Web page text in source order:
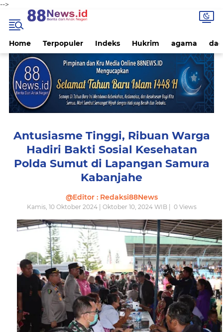
-->
Home Terpopuler Indeks Hukrim agama
Antusiasme Tinggi, Ribuan Warga
Hadiri Bakti Sosial Kesehatan
Polda Sumut di Lapangan Samura
Kabanjahe
@Editor : Redaksi88News
Kamis, 10 Oktober 2024 | Oktober 10, 2024 WIB | 0Views